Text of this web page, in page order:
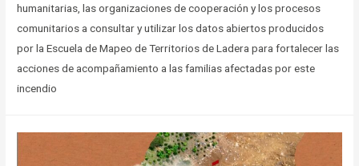
humanitarias, las organizaciones de cooperación y los procesos
comunitarios a consultar y utilizar los datos abiertos producidos
por la Escuela de Mapeo de Territorios de Ladera para fortalecer las
acciones de acompañamiento a las familias afectadas por este
incendio